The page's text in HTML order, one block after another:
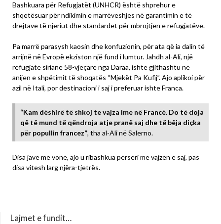
Bashkuara për Refugjatët (UNHCR) është shprehur e
shqetësuar për ndikimin e marrëveshjes në garantimin e të
drejtave të njeriut dhe standardet për mbrojtjen e refugjatëve.
Pa marrë parasysh kaosin dhe konfuzionin, për ata që ia dalin të
arrijnë në Evropë ekziston një fund i lumtur. Jahdh al-Ali, një
refugjate siriane 58-vjeçare nga Daraa, ishte gjithashtu në
anijen e shpëtimit të shoqatës “Mjekët Pa Kufij”. Ajo aplikoi për
azil në Itali, por destinacioni i saj i preferuar ishte Franca.
“Kam dëshirë të shkoj te vajza ime në Francë. Do të doja
që të mund të qëndroja atje pranë saj dhe të bëja diçka
për popullin francez”, tha al-Ali në Salerno.
Disa javë më vonë, ajo u ribashkua përsëri me vajzën e saj, pas
disa vitesh larg njëra-tjetrës.
Lajmet e fundit…